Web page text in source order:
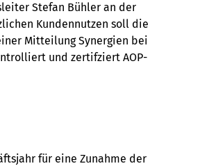
Stefan Bühler an der
Kundennutzen soll die
Mitteilung Synergien bei
und zertifziert AOP-
für eine Zunahme der